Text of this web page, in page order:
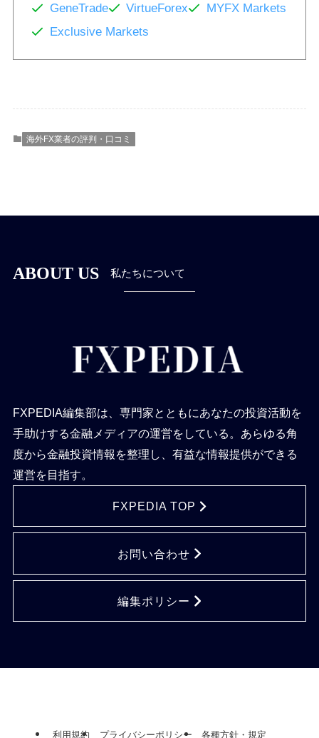
GeneTrade
VirtueForex
MYFX Markets
Exclusive Markets
海外FX業者の評判・口コミ
ABOUT US 私たちについて
FXPEDIA編集部は、専門家とともにあなたの投資活動を
手助けする金融メディアの運営をしている。あらゆる角
度から金融投資情報を整理し、有益な情報提供ができる
運営を目指す。
FXPEDIA TOP
お問い合わせ
編集ポリシー
利用規約 プライバシーポリシー 各種方針・規定